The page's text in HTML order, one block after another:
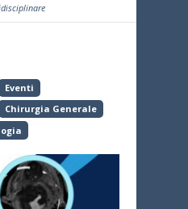
Eventi
Chirurgia Generale